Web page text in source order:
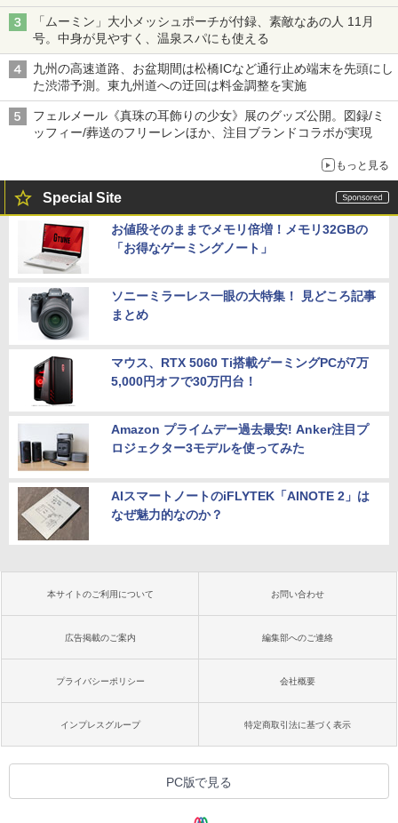
「ムーミン」大小メッシュポーチが付録、素敵なあの人 11月
号。中身が見やすく、温泉スパにも使える
九州の高速道路、お盆期間は松橋ICなど通行止め端末を先頭にし
た渋滞予測。東九州道への迂回は料金調整を実施
フェルメール《真珠の耳飾りの少女》展のグッズ公開。図録/ミ
ッフィー/葬送のフリーレンほか、注目ブランドコラボが実現
もっと見る
Special Site
お値段そのままでメモリ倍増！メモリ32GBの
「お得なゲーミングノート」
ソニーミラーレス一眼の大特集！ 見どころ記事
まとめ
マウス、RTX 5060 Ti搭載ゲーミングPCが7万
5,000円オフで30万円台！
Amazon プライムデー過去最安! Anker注目プ
ロジェクター3モデルを使ってみた
AIスマートノートのiFLYTEK「AINOTE 2」は
なぜ魅力的なのか？
本サイトのご利用について お問い合わせ
広告掲載のご案内 編集部へのご連絡
プライバシーポリシー 会社概要
インプレスグループ 特定商取引法に基づく表示
PC版で見る